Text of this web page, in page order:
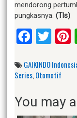
mendorong
pungkasnya. (Tls)
GAIKINDO
Series,Otomotif
You may